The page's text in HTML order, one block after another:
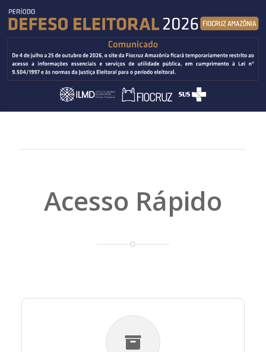
Acesso Rápido